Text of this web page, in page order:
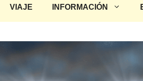
VIAJE INFORMACIÓN